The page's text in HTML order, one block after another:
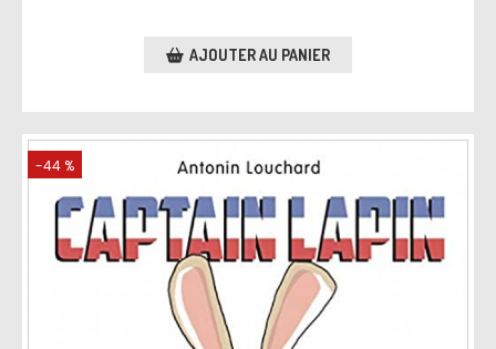
AJOUTER AU PANIER
-44 %